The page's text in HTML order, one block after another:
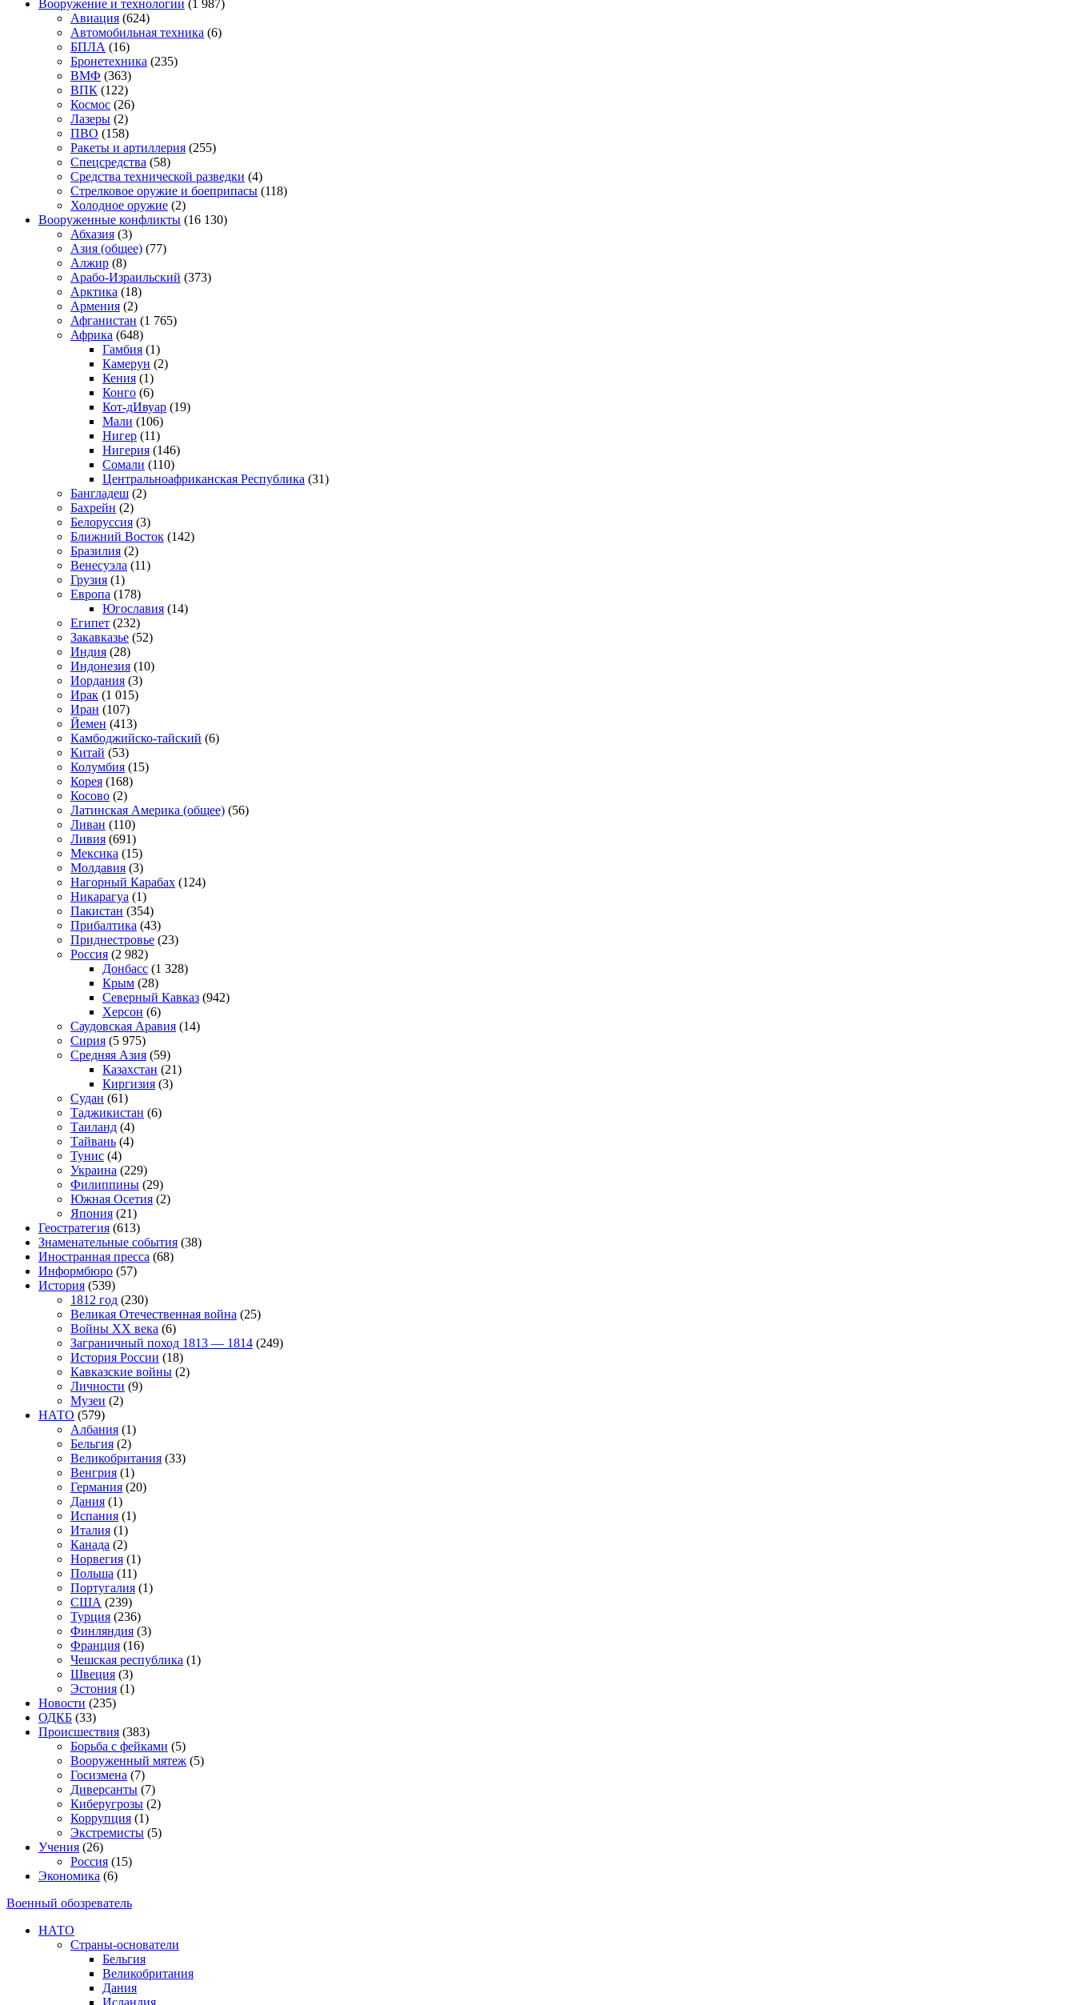
Вооружение и технологии (1 987)
Авиация (624)
Автомобильная техника (6)
БПЛА (16)
Бронетехника (235)
ВМФ (363)
ВПК (122)
Космос (26)
Лазеры (2)
ПВО (158)
Ракеты и артиллерия (255)
Спецсредства (58)
Средства технической разведки (4)
Стрелковое оружие и боеприпасы (118)
Холодное оружие (2)
Вооруженные конфликты (16 130)
Абхазия (3)
Азия (общее) (77)
Алжир (8)
Арабо-Израильский (373)
Арктика (18)
Армения (2)
Афганистан (1 765)
Африка (648)
Гамбия (1)
Камерун (2)
Кения (1)
Конго (6)
Кот-дИвуар (19)
Мали (106)
Нигер (11)
Нигерия (146)
Сомали (110)
Центральноафриканская Республика (31)
Бангладеш (2)
Бахрейн (2)
Белоруссия (3)
Ближний Восток (142)
Бразилия (2)
Венесуэла (11)
Грузия (1)
Европа (178)
Югославия (14)
Египет (232)
Закавказье (52)
Индия (28)
Индонезия (10)
Иордания (3)
Ирак (1 015)
Иран (107)
Йемен (413)
Камбоджийско-тайский (6)
Китай (53)
Колумбия (15)
Корея (168)
Косово (2)
Латинская Америка (общее) (56)
Ливан (110)
Ливия (691)
Мексика (15)
Молдавия (3)
Нагорный Карабах (124)
Никарагуа (1)
Пакистан (354)
Прибалтика (43)
Приднестровье (23)
Россия (2 982)
Донбасс (1 328)
Крым (28)
Северный Кавказ (942)
Херсон (6)
Саудовская Аравия (14)
Сирия (5 975)
Средняя Азия (59)
Казахстан (21)
Киргизия (3)
Судан (61)
Таджикистан (6)
Таиланд (4)
Тайвань (4)
Тунис (4)
Украина (229)
Филиппины (29)
Южная Осетия (2)
Япония (21)
Геостратегия (613)
Знаменательные события (38)
Иностранная пресса (68)
Информбюро (57)
История (539)
1812 год (230)
Великая Отечественная война (25)
Войны XX века (6)
Заграничный поход 1813 — 1814 (249)
История России (18)
Кавказские войны (2)
Личности (9)
Музеи (2)
НАТО (579)
Албания (1)
Бельгия (2)
Великобритания (33)
Венгрия (1)
Германия (20)
Дания (1)
Испания (1)
Италия (1)
Канада (2)
Норвегия (1)
Польша (11)
Португалия (1)
США (239)
Турция (236)
Финляндия (3)
Франция (16)
Чешская республика (1)
Швеция (3)
Эстония (1)
Новости (235)
ОДКБ (33)
Происшествия (383)
Борьба с фейками (5)
Вооруженный мятеж (5)
Госизмена (7)
Диверсанты (7)
Киберугрозы (2)
Коррупция (1)
Экстремисты (5)
Учения (26)
Россия (15)
Экономика (6)
Военный обозреватель
НАТО
Страны-основатели
Бельгия
Великобритания
Дания